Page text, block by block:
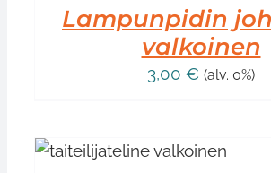
Lampunpidin
valkoinen
3,00 € (alv. 0%)